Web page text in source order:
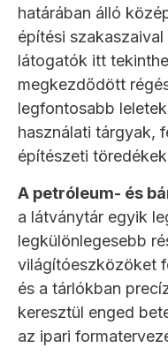
határában álló
építési
látogatók itt
megkezdődött
legfontosabb
használati tárgyak,
építészeti
A petróleum- és
a látványtár egyik
legkülönlegesebb
világítóeszközöket
és a tárlókban
keresztül enged
az ipari